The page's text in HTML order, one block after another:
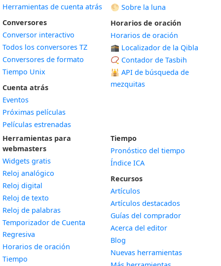
Herramientas de cuenta atrás
Conversores
Conversor interactivo
Todos los conversores TZ
Conversores de formato
Tiempo Unix
Cuenta atrás
Eventos
Próximas películas
Películas estrenadas
🌕 Sobre la luna
Horarios de oración
Horarios de oración
🕋 Localizador de la Qibla
📿 Contador de Tasbih
🕌 API de búsqueda de
mezquitas
Herramientas para
webmasters
Widgets gratis
Reloj analógico
Reloj digital
Reloj de texto
Reloj de palabras
Temporizador de Cuenta
Regresiva
Horarios de oración
Tiempo
Tiempo
Pronóstico del tiempo
Índice ICA
Recursos
Artículos
Artículos destacados
Guías del comprador
Acerca del editor
Blog
Nuevas herramientas